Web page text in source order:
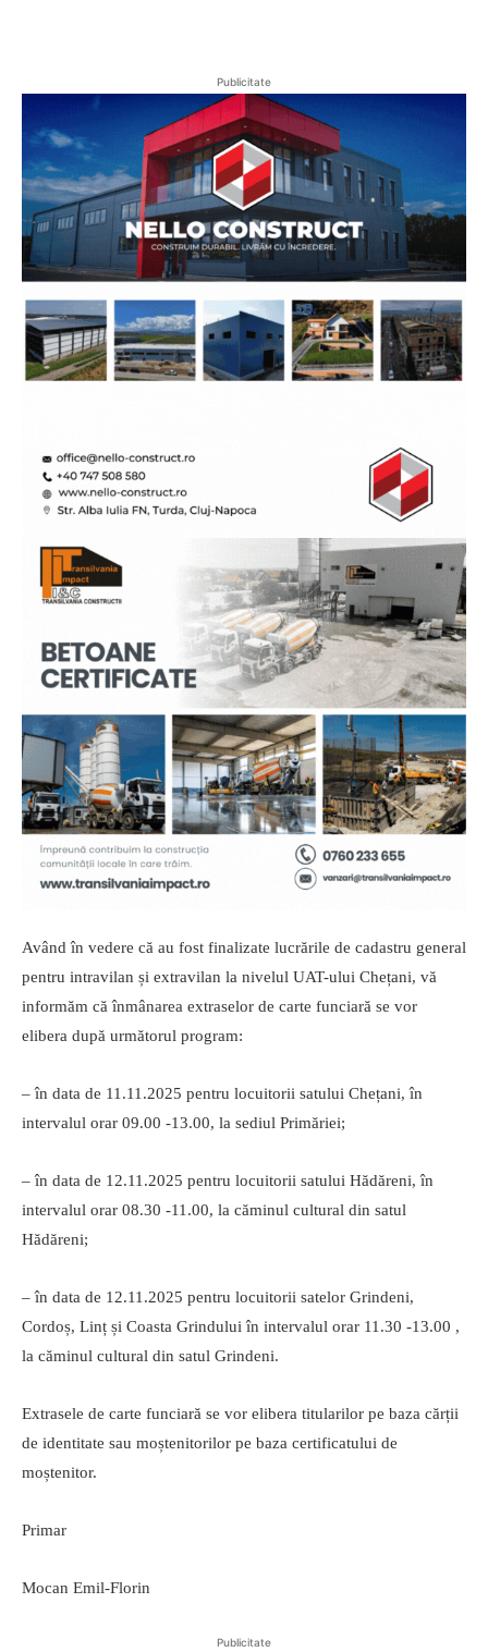
Publicitate
Având în vedere că au fost finalizate lucrările de cadastru general
pentru intravilan și extravilan la nivelul UAT-ului Chețani, vă
informăm că înmânarea extraselor de carte funciară se vor
elibera după următorul program:
– în data de 11.11.2025 pentru locuitorii satului Chețani, în
intervalul orar 09.00 -13.00, la sediul Primăriei;
– în data de 12.11.2025 pentru locuitorii satului Hădăreni, în
intervalul orar 08.30 -11.00, la căminul cultural din satul
Hădăreni;
– în data de 12.11.2025 pentru locuitorii satelor Grindeni,
Cordoș, Linț și Coasta Grindului în intervalul orar 11.30 -13.00 ,
la căminul cultural din satul Grindeni.
Extrasele de carte funciară se vor elibera titularilor pe baza cărții
de identitate sau moștenitorilor pe baza certificatului de
moștenitor.
Primar
Mocan Emil-Florin
Publicitate